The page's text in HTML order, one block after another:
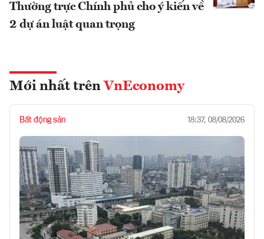
Thường trực Chính phủ cho ý kiến về
2 dự án luật quan trọng
Mới nhất trên VnEconomy
Bất động sản 18:37, 08/08/2026